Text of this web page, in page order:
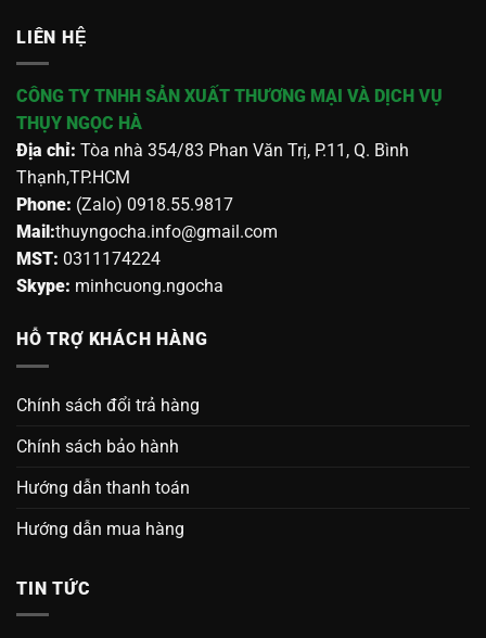
LIÊN HỆ
CÔNG TY TNHH SẢN XUẤT THƯƠNG MẠI VÀ DỊCH VỤ
THỤY NGỌC HÀ
Địa chỉ: Tòa nhà 354/83 Phan Văn Trị, P.11, Q. Bình
Thạnh,TP.HCM
Phone: (Zalo) 0918.55.9817
Mail:thuyngocha.info@gmail.com
MST: 0311174224
Skype: minhcuong.ngocha
HỖ TRỢ KHÁCH HÀNG
Chính sách đổi trả hàng
Chính sách bảo hành
Hướng dẫn thanh toán
Hướng dẫn mua hàng
TIN TỨC